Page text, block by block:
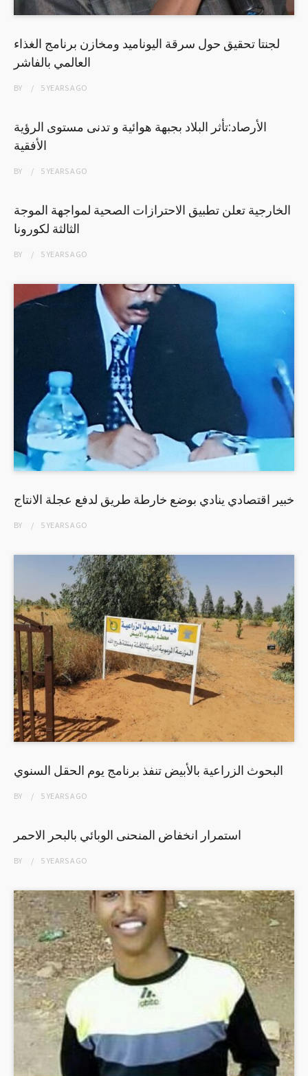
لجنتا تحقيق حول سرقة اليوناميد ومخازن برنامج الغذاء
العالمي بالفاشر
BY 5 YEARSAGO
الأرصاد:تأثر البلاد بجبهة هوائية و تدنى مستوى الرؤية
الأفقية
BY 5 YEARSAGO
الخارجية تعلن تطبيق الاحترازات الصحية لمواجهة الموجة
الثالثة لكورونا
BY 5 YEARSAGO
خبير اقتصادي ينادي بوضع خارطة طريق لدفع عجلة الانتاج
BY 5 YEARSAGO
البحوث الزراعية بالأبيض تنفذ برنامج يوم الحقل السنوي
BY 5 YEARSAGO
استمرار انخفاض المنحنى الوبائي بالبحر الاحمر
BY 5 YEARSAGO